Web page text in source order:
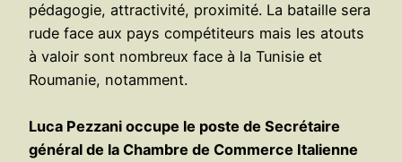
pédagogie, attractivité, proximité. La bataille sera
rude face aux pays compétiteurs mais les atouts
à valoir sont nombreux face à la Tunisie et
Roumanie, notamment.
Luca Pezzani occupe le poste de Secrétaire
général de la Chambre de Commerce Italienne